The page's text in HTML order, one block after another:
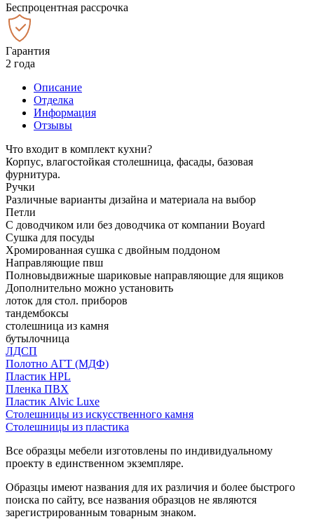
Беспроцентная рассрочка
Гарантия
2 года
Описание
Отделка
Информация
Отзывы
Что входит в комплект кухни?
Корпус, влагостойкая столешница, фасады, базовая
фурнитура.
Ручки
Различные варианты дизайна и материала на выбор
Петли
С доводчиком или без доводчика от компании Boyard
Сушка для посуды
Хромированная сушка с двойным поддоном
Направляющие пвш
Полновыдвижные шариковые направляющие для ящиков
Дополнительно можно установить
лоток для стол. приборов
тандембоксы
столешница из камня
бутылочница
ЛДСП
Полотно АГТ (МДФ)
Пластик HPL
Пленка ПВХ
Пластик Alvic Luxe
Столешницы из искусственного камня
Столешницы из пластика
Все образцы мебели изготовлены по индивидуальному
проекту в единственном экземпляре.
Образцы имеют названия для их различия и более быстрого
поиска по сайту, все названия образцов не являются
зарегистрированным товарным знаком.